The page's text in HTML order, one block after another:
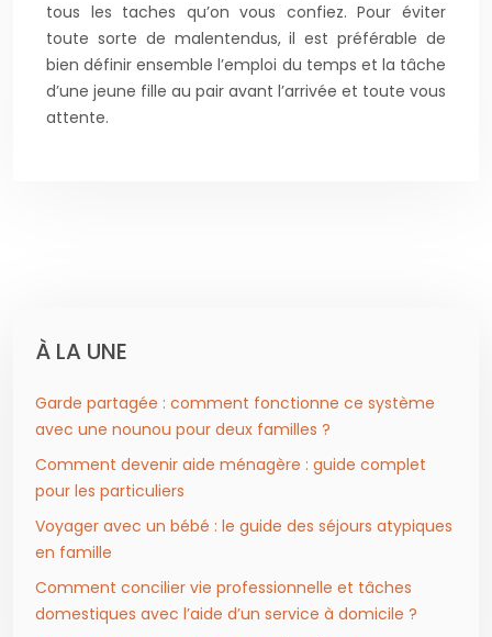
tous les taches qu’on vous confiez. Pour éviter
toute sorte de malentendus, il est préférable de
bien définir ensemble l’emploi du temps et la tâche
d’une jeune fille au pair avant l’arrivée et toute vous
attente.
À LA UNE
Garde partagée : comment fonctionne ce système
avec une nounou pour deux familles ?
Comment devenir aide ménagère : guide complet
pour les particuliers
Voyager avec un bébé : le guide des séjours atypiques
en famille
Comment concilier vie professionnelle et tâches
domestiques avec l’aide d’un service à domicile ?